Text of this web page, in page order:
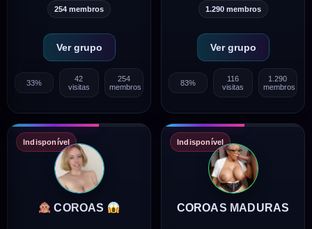
254 membros
Ver grupo
33%
42
visitas
254
membros
1.290 membros
Ver grupo
83%
116
visitas
1.290
membros
Indisponível
COROAS
Indisponível
COROAS MADURAS